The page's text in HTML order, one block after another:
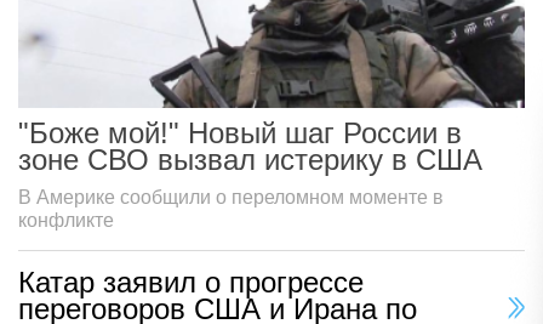
"Боже мой!" Новый шаг России в
зоне СВО вызвал истерику в США
В Америке сообщили о переломном моменте в
конфликте
Катар заявил о прогрессе
переговоров США и Ирана по